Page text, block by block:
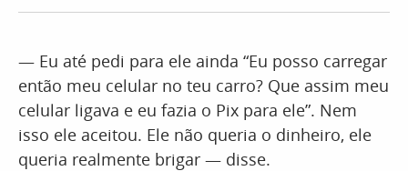
— Eu até pedi para ele ainda “Eu posso carregar
então meu celular no teu carro? Que assim meu
celular ligava e eu fazia o Pix para ele”. Nem
isso ele aceitou. Ele não queria o dinheiro, ele
queria realmente brigar — disse.